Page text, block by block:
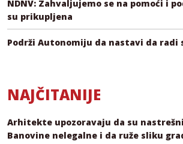
NDNV: Zahvaljujemo se na pomoći i
su prikupljena
Podrži Autonomiju da nastavi da radi
NAJČITANIJE
Arhitekte upozoravaju da su
Banovine nelegalne i da ruže sliku